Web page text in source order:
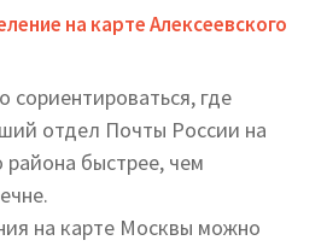
на карте Алексеевского
сориентироваться, где
отдел Почты России на
района быстрее, чем
на карте Москвы можно